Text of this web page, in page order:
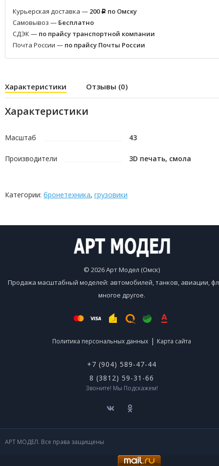
Курьерская доставка — 200 Р по Омску
Самовывоз — Бесплатно
СДЭК — по прайсу транспортной компании
Почта России — по прайсу Почты России
Характеристики Отзывы (0)
Характеристики
Масштаб 43
Производители 3D печать, смола
Категории: бронетехника, грузовики
© 2026 Арт Модел (Омск)
Продажа масштабный моделей: автомобилей, танков, авиации,
многое другое.
Политика персональных данных | Карта сайта
+7 (904) 589-47-44
8 (3812) 59-31-66
Звоните! Мы Подскажем!
АРТ МОДЕЛ. Все права защищены